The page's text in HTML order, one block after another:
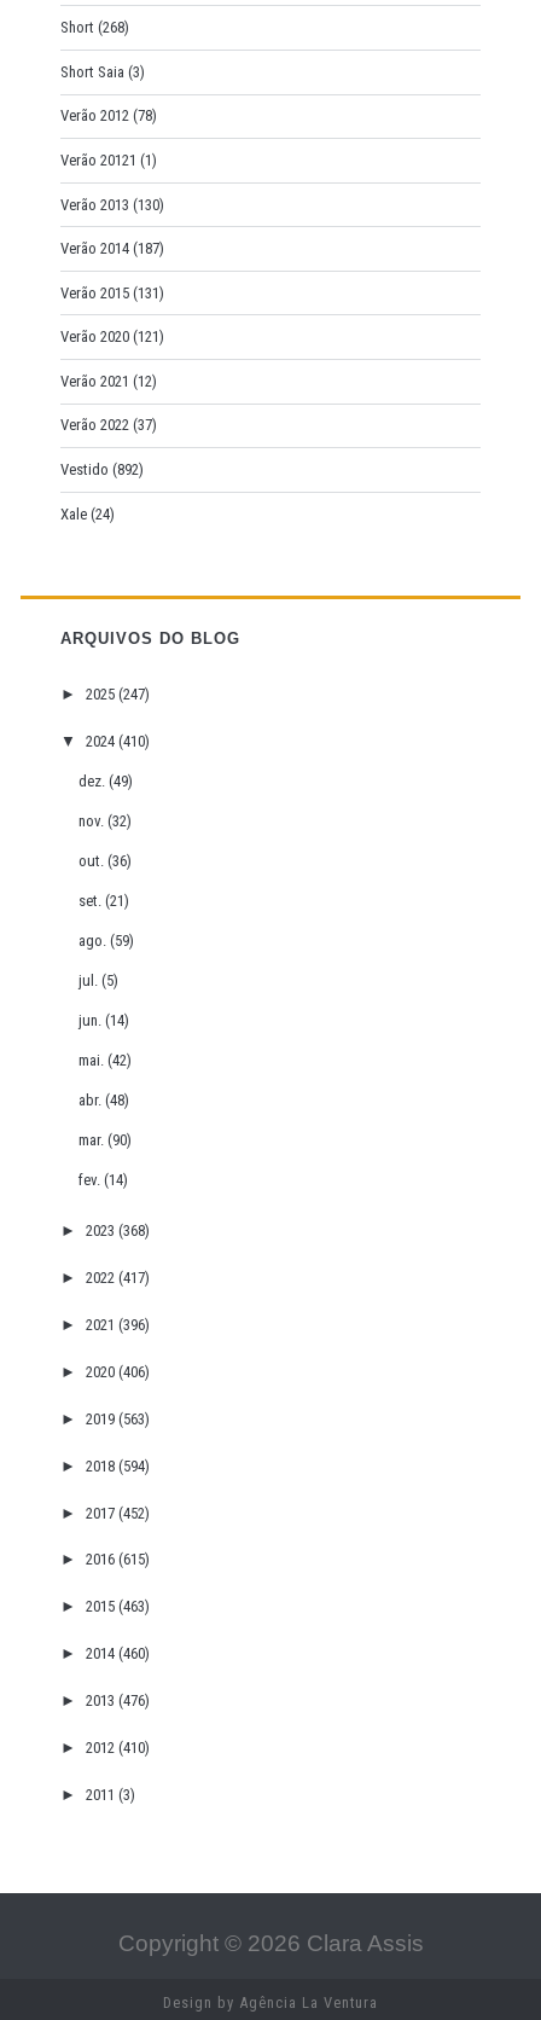
Short (268)
Short Saia (3)
Verão 2012 (78)
Verão 20121 (1)
Verão 2013 (130)
Verão 2014 (187)
Verão 2015 (131)
Verão 2020 (121)
Verão 2021 (12)
Verão 2022 (37)
Vestido (892)
Xale (24)
ARQUIVOS DO BLOG
► 2025 (247)
▼ 2024 (410)
dez.(49)
nov.(32)
out.(36)
set.(21)
ago.(59)
jul.(5)
jun.(14)
mai.(42)
abr.(48)
mar.(90)
fev.(14)
► 2023 (368)
► 2022 (417)
► 2021 (396)
► 2020 (406)
► 2019 (563)
► 2018 (594)
► 2017 (452)
► 2016 (615)
► 2015 (463)
► 2014 (460)
► 2013 (476)
► 2012 (410)
► 2011 (3)
Copyright © 2026 Clara Assis
Design by Agência La Ventura